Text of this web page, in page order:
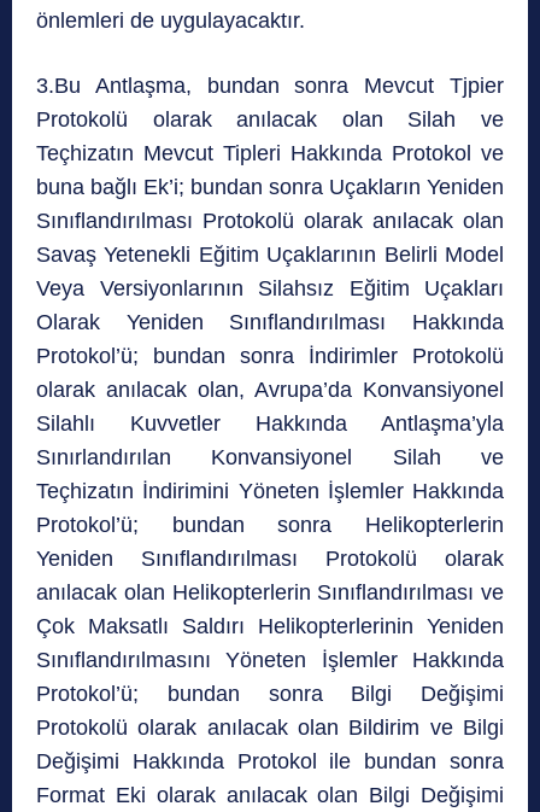
önlemleri de uygulayacaktır.
3.Bu Antlaşma, bundan sonra Mevcut Tjpier
Protokolü olarak anılacak olan Silah ve
Teçhizatın Mevcut Tipleri Hakkında Protokol ve
buna bağlı Ek’i; bundan sonra Uçakların Yeniden
Sınıflandırılması Protokolü olarak anılacak olan
Savaş Yetenekli Eğitim Uçaklarının Belirli Model
Veya Versiyonlarının Silahsız Eğitim Uçakları
Olarak Yeniden Sınıflandırılması Hakkında
Protokol’ü; bundan sonra İndirimler Protokolü
olarak anılacak olan, Avrupa’da Konvansiyonel
Silahlı Kuvvetler Hakkında Antlaşma’yla
Sınırlandırılan Konvansiyonel Silah ve
Teçhizatın İndirimini Yöneten İşlemler Hakkında
Protokol’ü; bundan sonra Helikopterlerin
Yeniden Sınıflandırılması Protokolü olarak
anılacak olan Helikopterlerin Sınıflandırılması ve
Çok Maksatlı Saldırı Helikopterlerinin Yeniden
Sınıflandırılmasını Yöneten İşlemler Hakkında
Protokol’ü; bundan sonra Bilgi Değişimi
Protokolü olarak anılacak olan Bildirim ve Bilgi
Değişimi Hakkında Protokol ile bundan sonra
Format Eki olarak anılacak olan Bilgi Değişimi